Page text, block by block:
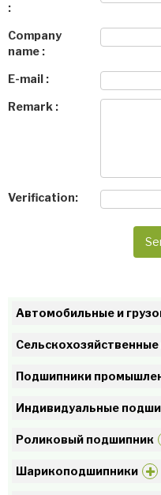
:
Company
name :
E-mail :
Remark :
Verification:
Автомобильные и
Подшипники
Индивидуальные
Роликовый подшипник
Шарикоподшипники